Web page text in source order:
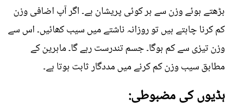
بڑھتے ہوئے وزن سے ہر کوئی پریشان ہے۔ اگر آپ اضافی وزن
کم کرنا چاہتے ہیں تو روزانہ ناشتے میں سیب کھائیں۔ اس سے
وزن تیزی سے کم ہوگا۔ جسم تندرست رہے گا۔ ماہرین کے
مطابق سیب وزن کم کرنے میں مددگار ثابت ہوتا ہے۔
ہڈیوں کی مضبوطی: